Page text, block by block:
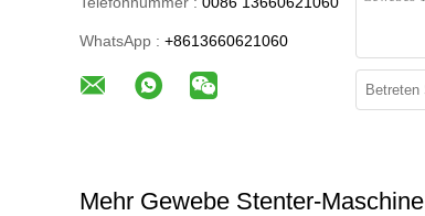
WhatsApp : +8613660621060
Mehr Gewebe Stenter-Maschine